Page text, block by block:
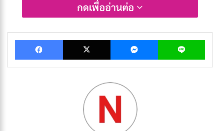
วันไหว้ครูมีรากฐานจากคติความเชื่อในศาสนาพราหมณ์-
ฮินดู ที่ให้ความเคารพครูบาอาจารย์เสมือนเทพเจ้า ผู้
ถ่ายทอดความรู้และคุณธรรมให้แก่ศิษย์ ในสังคมไทย
ต่อผู้มีพระคุณ ตามหลักฐานทางประวัติศาสตร์ การไหว้ครู
ในโรงเรียนเริ่มมีมาตั้งแต่สมัยรัชกาลที่ 4 โดยมักจัดในวัน
แรกของการเรียนหนังสือ ซึ่งมักเป็นวันพฤหัสบดี เพราะเชื่อ
กดเพื่ออ่านต่อ
Facebook X Messenger Line